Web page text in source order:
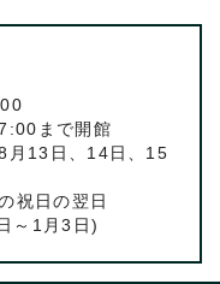
まで開館
月13日、14日、15
祝日の翌日
～1月3日)